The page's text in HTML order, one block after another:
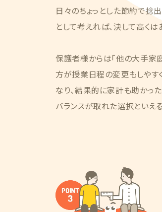
日々のちょっとした節約で捻
として考えれば、決して高くは
保護者様からは「他の大手家
方が授業日程の変更もしやす
なり、結果的に家計も助かっ
バランスが取れた選択といえる